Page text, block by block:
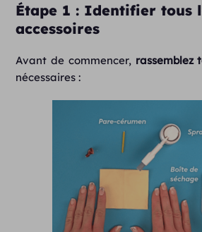
Étape 1 : Identifier tous
accessoires
Avant de commencer, rassemblez
nécessaires :